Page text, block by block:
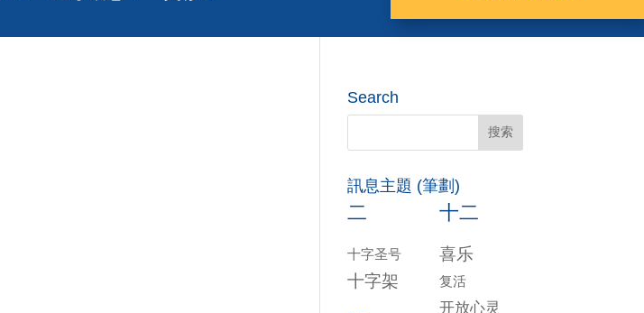
Search
訊息主題 (筆劃)
二
十字圣号
十字架
十二
喜乐
复活
开放心灵